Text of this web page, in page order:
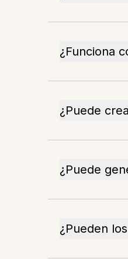
¿Funciona
¿Puede
¿Puede
¿Pueden